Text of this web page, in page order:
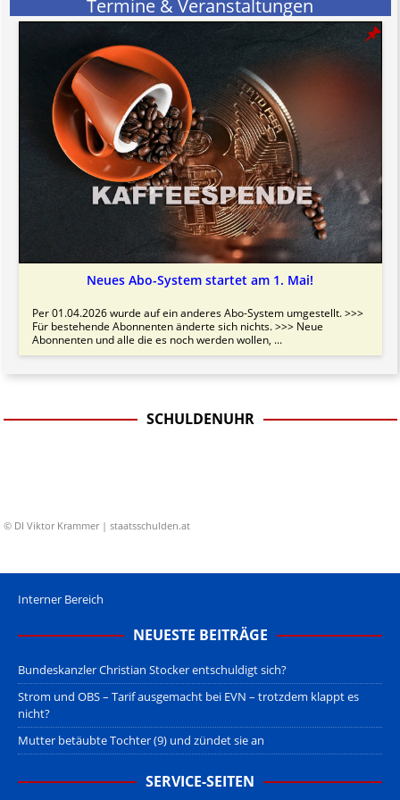
Bitte beachten Sie in dem Zusammenhang auch unsereAGB.
Termine & Veranstaltungen
Neues Abo-System startet am 1. Mai!
Per 01.04.2026 wurde auf ein anderes Abo-System umgestellt. >>>
Für bestehende Abonnenten änderte sich nichts. >>> Neue
Abonnenten und alle die es noch werden wollen, ...
SCHULDENUHR
© DI Viktor Krammer | staatsschulden.at
Interner Bereich
NEUESTE BEITRÄGE
Bundeskanzler Christian Stocker entschuldigt sich?
Strom und OBS – Tarif ausgemacht bei EVN – trotzdem klappt es
nicht?
Mutter betäubte Tochter (9) und zündet sie an
SERVICE-SEITEN